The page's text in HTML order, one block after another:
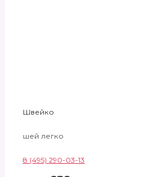
Швейко
шей легко
8 (495) 290-03-13